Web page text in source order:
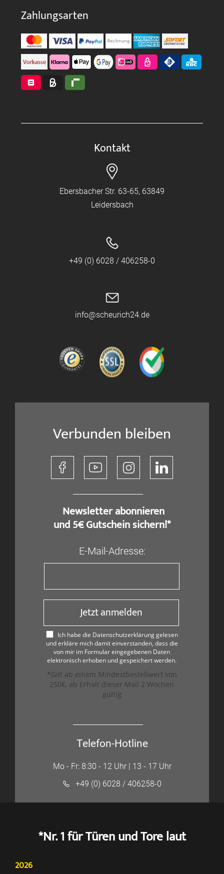
Zahlungsarten
Kontakt
Ebersbacher Str. 63-65, 63849
Leidersbach
+49 (0) 6028 / 406258-0
info@scheurich24.de
Verbunden bleiben
​ Newsletter abonnieren
und 5€ Gutschein sichern!*
E-Mail-Adresse:
Jetzt anmelden
Ich habe die Datenschutzerklärung gelesen
und erkläre mich damit einverstanden, dass die
von mir im Formular eingegebenen Daten
elektronisch erhoben und gespeichert werden.
*Gilt ab einem Mindestbestellwert von
250€, ab Erhalt dieser Mail 2 Wochen
gültig
Telefon-Hotline
Mo - Fr: 8:30 - 12 Uhr | 13 - 17 Uhr
+49 (0) 6028 / 406258-0
*Nr. 1 für Türen und Tore laut
2026